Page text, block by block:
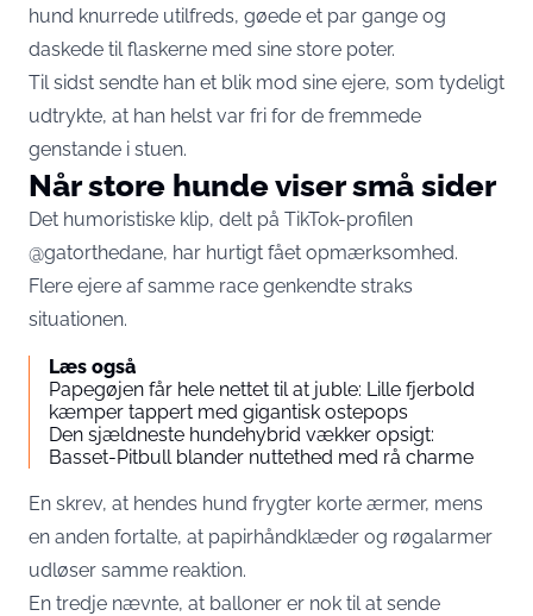
hund knurrede utilfreds, gøede et par gange og
daskede til flaskerne med sine store poter.
Til sidst sendte han et blik mod sine ejere, som tydeligt
udtrykte, at han helst var fri for de fremmede
genstande i stuen.
Når store hunde viser små sider
Det humoristiske klip, delt på TikTok-profilen
@gatorthedane, har hurtigt fået opmærksomhed.
Flere ejere af samme race genkendte straks
situationen.
Læs også
Papegøjen får hele nettet til at juble: Lille fjerbold
kæmper tappert med gigantisk ostepops
Den sjældneste hundehybrid vækker opsigt:
Basset-Pitbull blander nuttethed med rå charme
En skrev, at hendes hund frygter korte ærmer, mens
en anden fortalte, at papirhåndklæder og røgalarmer
udløser samme reaktion.
En tredje nævnte, at balloner er nok til at sende